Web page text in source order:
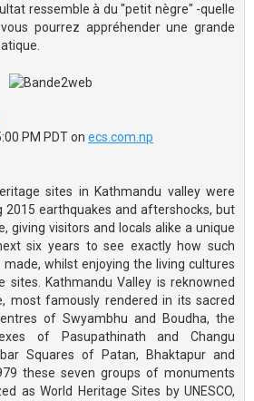
ressemble à du "petit nègre" -quelle
pourrez appréhender une grande
PM PDT on ecs.com.np
sites in Kathmandu valley were
2015 earthquakes and aftershocks, but
giving visitors and locals alike a unique
six years to see exactly how such
whilst enjoying the living cultures
sites. Kathmandu Valley is reknowned
most famously rendered in its sacred
of Swyambhu and Boudha, the
of Pasupathinath and Changu
Squares of Patan, Bhaktapur and
these seven groups of monuments
as World Heritage Sites by UNESCO,